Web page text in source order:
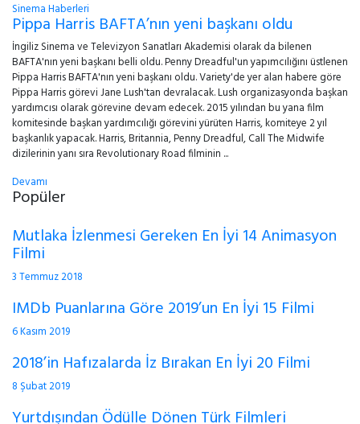
Sinema Haberleri
Pippa Harris BAFTA’nın yeni başkanı oldu
İngiliz Sinema ve Televizyon Sanatları Akademisi olarak da bilenen
BAFTA'nın yeni başkanı belli oldu. Penny Dreadful'un yapımcılığını üstlenen
Pippa Harris BAFTA'nın yeni başkanı oldu. Variety'de yer alan habere göre
Pippa Harris görevi Jane Lush'tan devralacak. Lush organizasyonda başkan
yardımcısı olarak görevine devam edecek. 2015 yılından bu yana film
komitesinde başkan yardımcılığı görevini yürüten Harris, komiteye 2 yıl
başkanlık yapacak. Harris, Britannia, Penny Dreadful, Call The Midwife
dizilerinin yanı sıra Revolutionary Road filminin ...
Devamı
Popüler
Mutlaka İzlenmesi Gereken En İyi 14 Animasyon
Filmi
3 Temmuz 2018
IMDb Puanlarına Göre 2019’un En İyi 15 Filmi
6 Kasım 2019
2018’in Hafızalarda İz Bırakan En İyi 20 Filmi
8 Şubat 2019
Yurtdışından Ödülle Dönen Türk Filmleri